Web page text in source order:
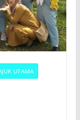
UTAMA